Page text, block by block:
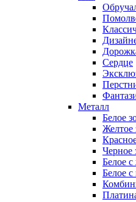
Сердце
Металл
Белое
Желтое
Черное
Белое
Белое